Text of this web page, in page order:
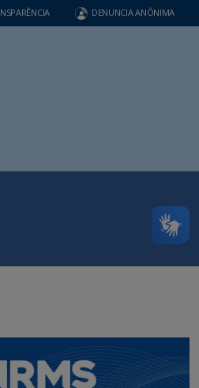
DENUNCIA ANÔNIMA